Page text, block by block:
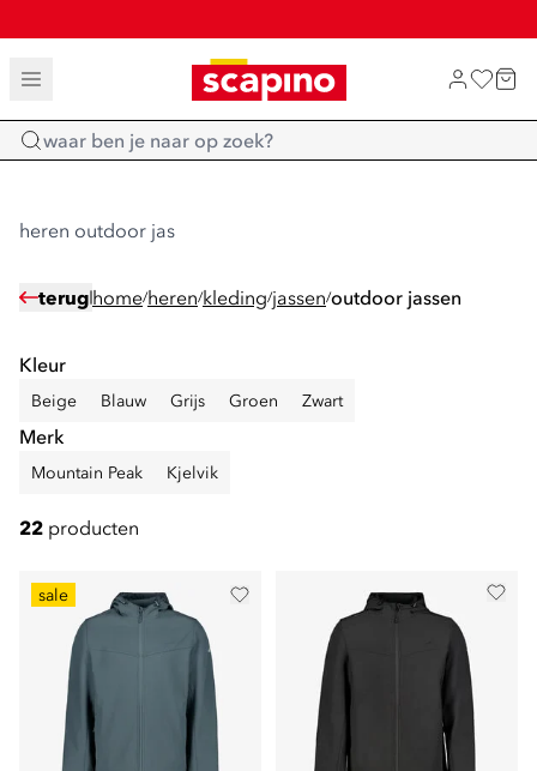
TOT 70% KORTING OP SALE
SHOP NIEUW
Home
heren outdoor jas
terug home/heren/kleding/jassen/outdoor jassen
Kleur
Beige Blauw Grijs Groen Zwart
Merk
Mountain Peak Kjelvik
22 producten
sale